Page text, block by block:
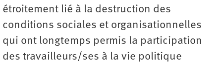
étroitement lié à la destruction des
conditions sociales et organisationnelles
qui ont longtemps permis la participation
des travailleurs/ses à la vie politique